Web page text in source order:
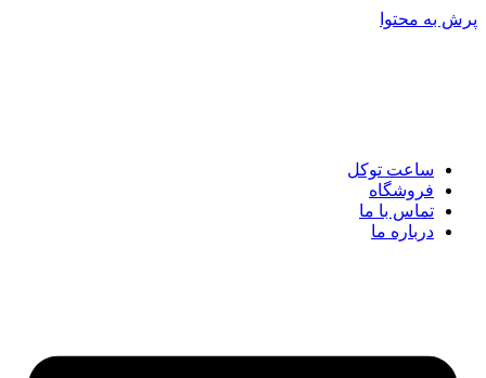
پرش به محتوا
ساعت توکل
فروشگاه
تماس با ما
درباره ما